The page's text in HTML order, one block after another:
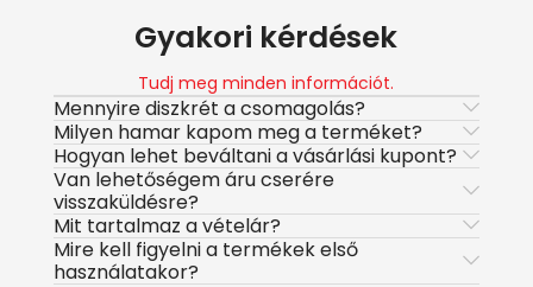
Gyakori kérdések
Tudj meg minden információt.
Mennyire diszkrét a csomagolás?
Milyen hamar kapom meg a terméket?
Hogyan lehet beváltani a vásárlási kupont?
Van lehetőségem áru cserére
visszaküldésre?
Mit tartalmaz a vételár?
Mire kell figyelni a termékek első
használatakor?